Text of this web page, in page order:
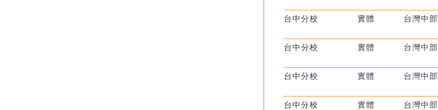
台中分校
實體 台灣中部
台中分校
實體 台灣中部
台中分校
實體 台灣中部
台中分校
實體 台灣中部